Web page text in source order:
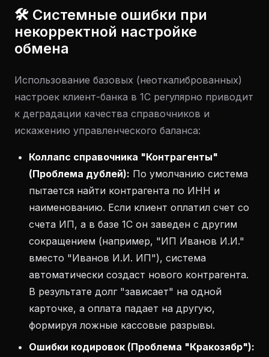
🛠 Системные ошибки при
некорректной настройке
обмена
Использование базовых (неоткалиброванных)
настроек клиент-банка в 1С регулярно приводит
к деградации качества справочников и
искажению управленческого баланса:
Коллапс справочника "Контрагенты"
(Проблема дублей): По умолчанию система
пытается найти контрагента по ИНН и
наименованию. Если клиент оплатил счет со
счета ИП, а в базе 1С он заведен с другим
сокращением (например, "ИП Иванов И.И."
вместо "Иванов И.И. ИП"), система
автоматически создаст нового контрагента.
В результате долг "зависает" на одной
карточке, а оплата падает на другую,
формируя ложные кассовые разрывы.
Ошибки кодировок (Проблема "Кракозябр"):